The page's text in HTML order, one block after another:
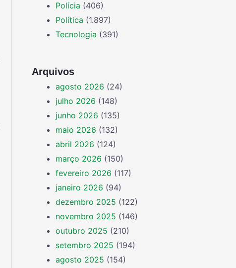
Polícia (406)
Política (1.897)
Tecnologia (391)
Arquivos
agosto 2026 (24)
julho 2026 (148)
junho 2026 (135)
maio 2026 (132)
abril 2026 (124)
março 2026 (150)
fevereiro 2026 (117)
janeiro 2026 (94)
dezembro 2025 (122)
novembro 2025 (146)
outubro 2025 (210)
setembro 2025 (194)
agosto 2025 (154)